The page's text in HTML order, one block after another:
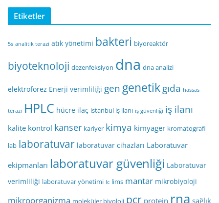
Etiketler
5s analitik terazi atık yönetimi bakteri biyoreaktör
biyoteknoloji dezenfeksiyon dna dna analizi
elektroforez Enerji verimliliği gen genetikgıda hassas
terazi HPLC hücre ilaç istanbul iş ilanı iş güvenliği iş ilanı
kalite kontrol kanser kariyer kimya kimyager kromatografi
lab laboratuvar laboratuvar cihazları Laboratuvar
ekipmanları laboratuvar güvenliği Laboratuvar
verimliliği laboratuvar yönetimi lc lims mantar mikrobiyoloji
mikroorganizma pcr protein rna sağlık